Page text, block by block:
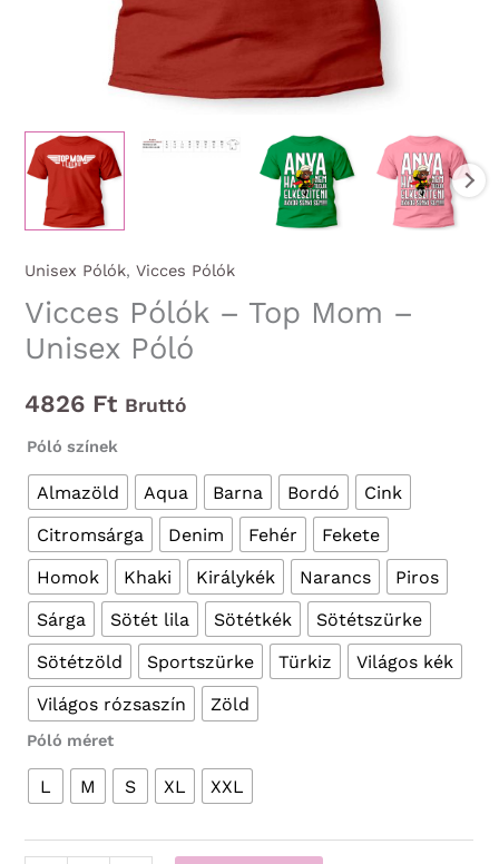
Unisex Pólók,Vicces Pólók
Vicces Pólók – Top Mom –
Unisex Póló
4826 Ft Bruttó
Póló színek
Almazöld Aqua Barna Bordó
Cink
Citromsárga
Denim Fehér
Fekete
Homok
Khaki Királykék Narancs
Piros
Sárga
Sötét lila Sötétkék
Sötétszürke
Sötétzöld
Sportszürke Türkiz
Világos kék
Világos rózsaszín
Zöld
Póló méret
L M S XL XXL